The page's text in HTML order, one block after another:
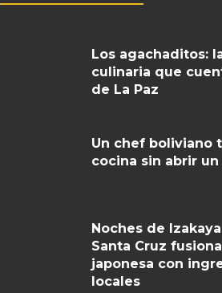
Los agachaditos:
culinaria que
de La Paz
Un chef boliviano
cocina sin abrir
Noches de
Santa Cruz
japonesa con
locales